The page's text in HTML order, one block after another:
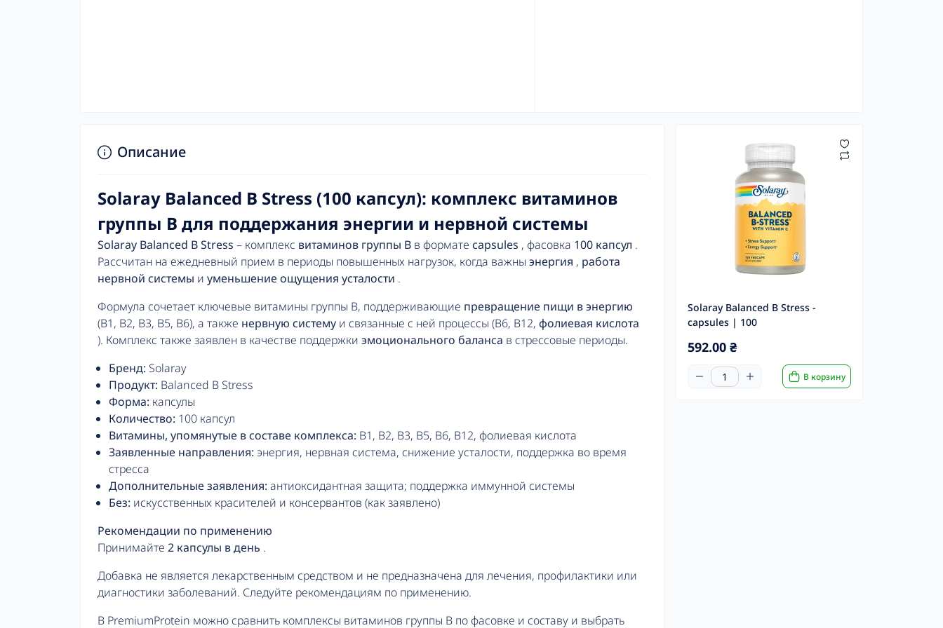
Solaray Balanced B Stress -
capsules | 100
592.00 ₴
В корзину
Описание
Solaray Balanced B Stress (100 капсул): комплекс витаминов
группы B для поддержания энергии и нервной системы
Solaray Balanced B Stress – комплекс витаминов группы B в формате capsules , фасовка 100 капсул .
Рассчитан на ежедневный прием в периоды повышенных нагрузок, когда важны энергия , работа
нервной системы и уменьшение ощущения усталости .
Формула сочетает ключевые витамины группы B, поддерживающие превращение пищи в энергию
(B1, B2, B3, B5, B6), а также нервную систему и связанные с ней процессы (B6, B12, фолиевая кислота
). Комплекс также заявлен в качестве поддержки эмоционального баланса в стрессовые периоды.
Бренд: Solaray
Продукт: Balanced B Stress
Форма: капсулы
Количество: 100 капсул
Витамины, упомянутые в составе комплекса: B1, B2, B3, B5, B6, B12, фолиевая кислота
Заявленные направления: энергия, нервная система, снижение усталости, поддержка во время
стресса
Дополнительные заявления: антиоксидантная защита; поддержка иммунной системы
Без: искусственных красителей и консервантов (как заявлено)
Рекомендации по применению
Принимайте 2 капсулы в день .
Добавка не является лекарственным средством и не предназначена для лечения, профилактики или
диагностики заболеваний. Следуйте рекомендациям по применению.
В PremiumProtein можно сравнить комплексы витаминов группы B по фасовке и составу и выбрать